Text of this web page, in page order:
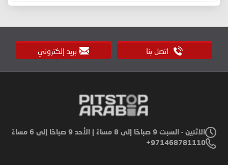
اتصل بنا بريد إلكتروني
الاثنين - السبت 9 صباحًا إلى 8 مساءً | الأحد 9 صباحًا إلى 6 مساءً
971468781110+